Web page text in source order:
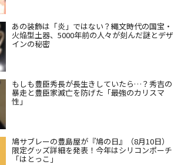
あの装飾は「炎」ではない？縄文時代の国宝・
火焔型土器、5000年前の人々が刻んだ謎とデザ
インの秘密
もしも豊臣秀長が長生きしていたら…？秀吉の
暴走と豊臣家滅亡を防げた「最強のカリスマ
性」
鳩サブレーの豊島屋が『鳩の日』（8月10日）
限定グッズ詳細を発表！今年はシリコンポーチ
「はとっこ」